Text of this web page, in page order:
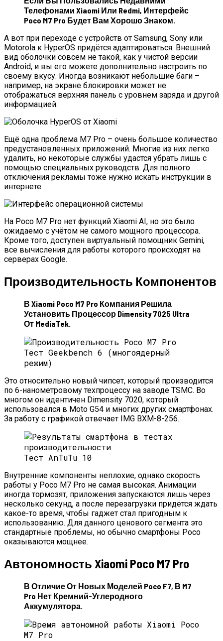
Телефонами Xiaomi Или Redmi, Интерфейс
Poco M7 Pro Будет Вам Хорошо Знаком.
А вот при переходе с устройств от Samsung, Sony или
Motorola к HyperOS придётся адаптироваться. Внешний
вид оболочки совсем не такой, как у чистой версии
Android, и вы его можете дополнительно настроить по
своему вкусу. Иногда возникают небольшие баги –
например, на экране блокировки может не
отображаться верхняя панель с уровнем заряда и другой
информацией.
Ещё одна проблема M7 Pro – очень большое количество
предустановленных приложений. Многие из них легко
удалить, но некоторые службы удастся убрать лишь с
помощью специальных руководств. Для полного
отключения рекламы тоже нужно искать инструкции в
интернете.
На Poco M7 Pro нет функций Xiaomi AI, но это было
ожидаемо с учётом не самого мощного процессора.
Кроме того, доступен виртуальный помощник Gemini,
все вычисления для работы которого происходят на
серверах Google.
Производительность Компонентов
В Xiaomi Poco M7 Pro Компания Решила
Установить Процессор Dimensity 7025 Ultra
От MediaTek.
Тест Geekbench 6 (многоядерный
режим)
Это относительно новый чипсет, который производится
по 6-нанометровому техпроцессу на заводе TSMC. Во
многом он идентичен Dimensity 7020, который
использовался в Moto G54 и многих других смартфонах.
За работу с графикой отвечает IMG BXM-8-256.
Тест AnTuTu 10
Внутренние компоненты неплохие, однако скорость
работы у Poco M7 Pro не самая высокая. Анимации
иногда тормозят, приложения запускаются лишь через
несколько секунд, а после перезагрузки придётся ждать
какое-то время, чтобы гаджет стал пригодным к
использованию. Для данного ценового сегмента это
стандартные проблемы, но обычно смартфоны Poco
оказываются мощнее.
Автономность Xiaomi Poco M7 Pro
В Отличие От Новых Моделей Poco F7, В M7
Pro Нет Кремний-Углеродного
Аккумулятора.